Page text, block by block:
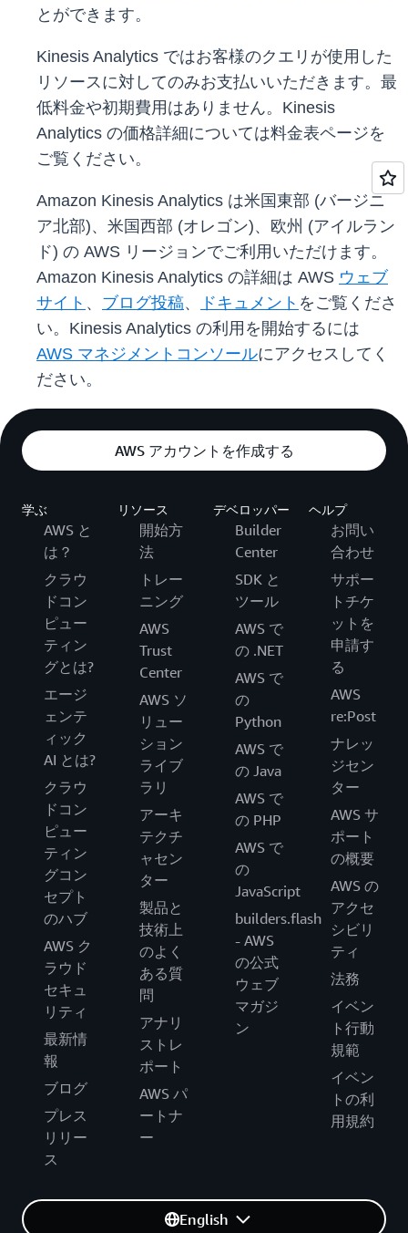
とができます。
Kinesis Analytics ではお客様のクエリが使用した
リソースに対してのみお支払いいただきます。最
低料金や初期費用はありません。Kinesis
Analytics の価格詳細については料金表ページを
ご覧ください。
Amazon Kinesis Analytics は米国東部 (バージニ
ア北部)、米国西部 (オレゴン)、欧州 (アイルラン
ド) の AWS リージョンでご利用いただけます。
Amazon Kinesis Analytics の詳細は AWS ウェブ
サイト 、 ブログ投稿、 ドキュメント をご覧くださ
い。Kinesis Analytics の利用を開始するには
AWS マネジメントコンソールにアクセスしてく
ださい。
AWS アカウントを作成する
学ぶ
AWS と
は？
クラウ
ドコン
ピュー
ティン
グとは?
エージ
ェンテ
ィック
AI とは?
クラウ
ドコン
ピュー
ティン
グコン
セプト
のハブ
AWS ク
ラウド
セキュ
リティ
最新情
報
ブログ
プレス
リリー
ス
リソース
開始方
法
トレー
ニング
AWS
Trust
Center
AWS ソ
リュー
ション
ライブ
ラリ
アーキ
テクチ
ャセン
ター
製品と
技術上
のよく
ある質
問
アナリ
ストレ
ポート
AWS パ
ートナ
ー
デベロッパー
Builder
Center
SDK と
ツール
AWS で
の .NET
AWS で
の
Python
AWS で
の Java
AWS で
の PHP
AWS で
の
JavaScript
builders.flash
- AWS
の公式
ウェブ
マガジ
ン
ヘルプ
お問い
合わせ
サポー
トチケ
ットを
申請す
る
AWS
re:Post
ナレッ
ジセン
ター
AWS サ
ポート
の概要
AWS の
アクセ
シビリ
ティ
法務
イベン
ト行動
規範
イベン
トの利
用規約
English